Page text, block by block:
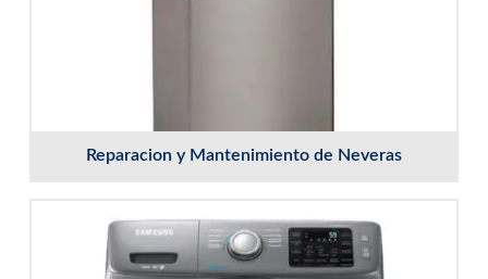
Reparacion y Mantenimiento de Neveras